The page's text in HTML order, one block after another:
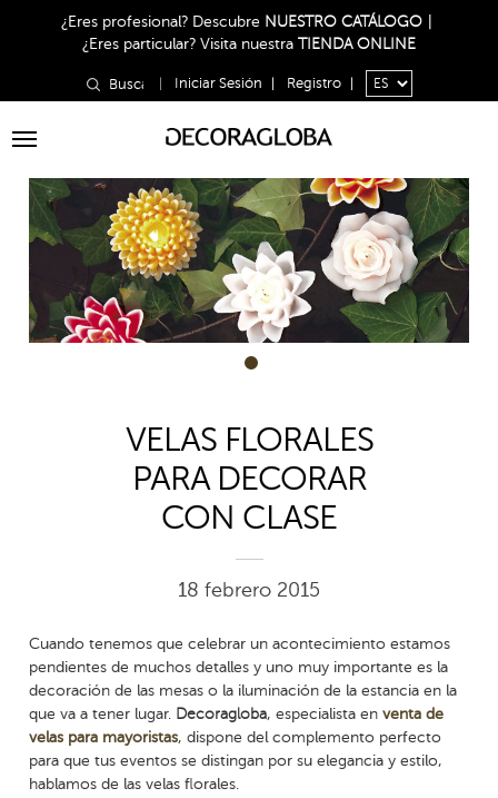
¿Eres profesional? Descubre NUESTRO CATÁLOGO
¿Eres particular? Visita nuestra TIENDA ONLINE
Iniciar Sesión Registro
Toggle
1
VELAS FLORALES
PARA DECORAR
CON CLASE
18 febrero 2015
Cuando tenemos que celebrar un acontecimiento estamos
pendientes de muchos detalles y uno muy importante es la
decoración de las mesas o la iluminación de la estancia en la
que va a tener lugar. Decoragloba, especialista enventa de
velas para mayoristas, dispone del complemento perfecto
para que tus eventos se distingan por su elegancia y estilo,
hablamos de las velas florales.